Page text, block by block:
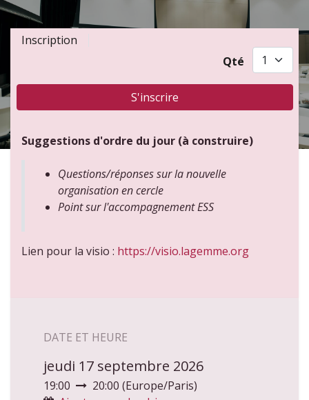
Inscription
Qté
S'inscrire
Suggestions d'ordre du jour (à construire)
Questions/réponses sur la nouvelle
organisation en cercle
Point sur l'accompagnement ESS
Lien pour la visio : https://visio.lagemme.org
DATE ET HEURE
jeudi 17 septembre 2026
19:00 20:00 (Europe/Paris)